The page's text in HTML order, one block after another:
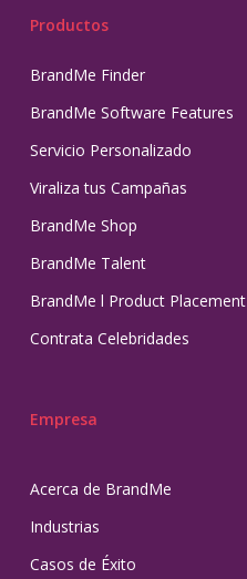
Productos
BrandMe Finder
BrandMe Software Features
Servicio Personalizado
Viraliza tus Campañas
BrandMe Shop
BrandMe Talent
BrandMe l Product Placement
Contrata Celebridades
Empresa
Acerca de BrandMe
Industrias
Casos de Éxito